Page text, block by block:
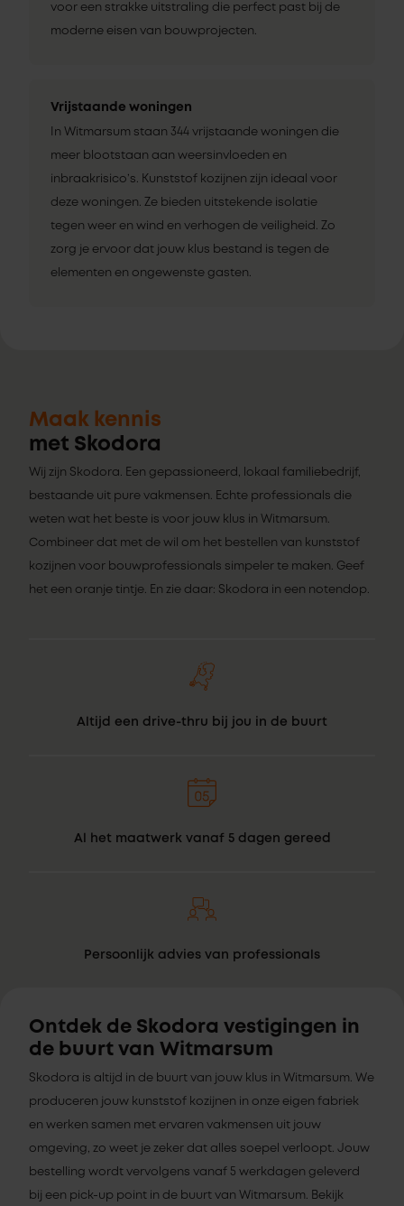
voor een strakke uitstraling die perfect past bij de
moderne eisen van bouwprojecten.
Vrijstaande woningen
In Witmarsum staan 344 vrijstaande woningen die
meer blootstaan aan weersinvloeden en
inbraakrisico’s. Kunststof kozijnen zijn ideaal voor
deze woningen. Ze bieden uitstekende isolatie
tegen weer en wind en verhogen de veiligheid. Zo
zorg je ervoor dat jouw klus bestand is tegen de
elementen en ongewenste gasten.
Maak kennis
met Skodora
Wij zijn Skodora. Een gepassioneerd, lokaal familiebedrijf,
bestaande uit pure vakmensen. Echte professionals die
weten wat het beste is voor jouw klus in Witmarsum.
Combineer dat met de wil om het bestellen van kunststof
kozijnen voor bouwprofessionals simpeler te maken. Geef
het een oranje tintje. En zie daar: Skodora in een notendop.
Altijd een drive-thru bij jou in de buurt
Al het maatwerk vanaf 5 dagen gereed
Persoonlijk advies van professionals
Ontdek de Skodora vestigingen in
de buurt van Witmarsum
Skodora is altijd in de buurt van jouw klus in Witmarsum. We
produceren jouw kunststof kozijnen in onze eigen fabriek
en werken samen met ervaren vakmensen uit jouw
omgeving, zo weet je zeker dat alles soepel verloopt. Jouw
bestelling wordt vervolgens vanaf 5 werkdagen geleverd
bij een pick-up point in de buurt van Witmarsum. Bekijk